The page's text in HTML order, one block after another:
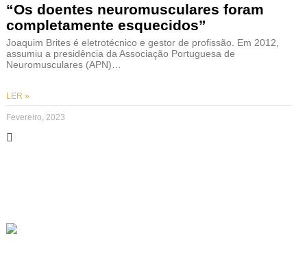
“Os doentes neuromusculares foram
completamente esquecidos”
Joaquim Brites é eletrotécnico e gestor de profissão. Em 2012,
assumiu a presidência da Associação Portuguesa de
Neuromusculares (APN)…
LER »
Fevereiro, 2023